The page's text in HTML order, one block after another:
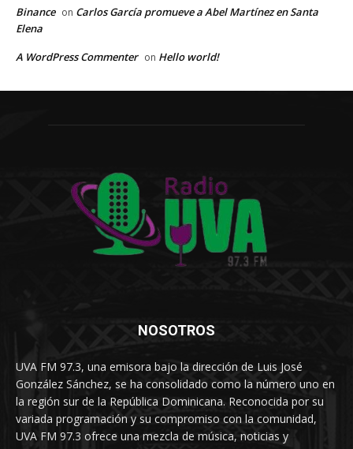
Binance on Carlos García promueve a Abel Martínez en Santa
Elena
A WordPress Commenter on Hello world!
NOSOTROS
UVA FM 97.3, una emisora bajo la dirección de Luis José
González Sánchez, se ha consolidado como la número uno en
la región sur de la República Dominicana. Reconocida por su
variada programación y su compromiso con la comunidad,
UVA FM 97.3 ofrece una mezcla de música, noticias y